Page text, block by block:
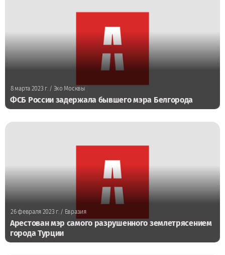
8 марта 2023 г. / Эхо Москвы
ФСБ России задержала бывшего мэра Белгорода
26 февраля 2023 г./ Евразия
Арестован мэр самого разрушенного землетрясением
города Турции